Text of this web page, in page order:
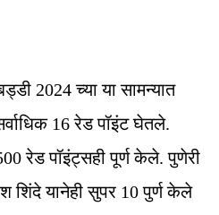
2024 च्या या सामन्यात
16 रेड पॉइंट घेतले.
रेड पॉइंट्सही पूर्ण केले. पुणेरी
शिंदे यानेही सुपर 10 पुर्ण केले